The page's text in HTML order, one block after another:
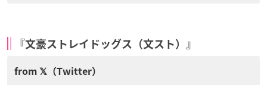
『文豪ストレイドッグス（文スト）』